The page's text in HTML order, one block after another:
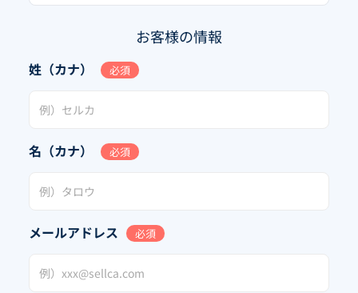
お客様の情報
姓（カナ） 必須
名（カナ） 必須
メールアドレス 必須